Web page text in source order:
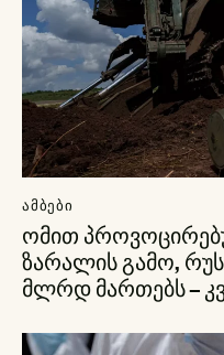
ᲐᲛᲑᲔᲑᲘ
ომით
ზარალის გამო,
მლრდ მართებს –